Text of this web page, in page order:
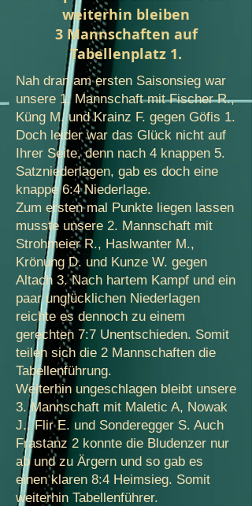
weiterhin bleiben
3 Mannschaften auf
Tabellenplatz 1.
Nah dran am ersten Saisonsieg war
unsere 1. Mannschaft mit Fischer R.,
Küng M. und Krainz F. gegen Göfis 1.
Doch leider war das Glück nicht auf
Ihrer Seite, denn nach 4 knappen 5.
Satzniederlagen, gab es doch eine
knappe 6:4 Niederlage.
Zum ersten mal Punkte liegen lassen
musste unsere 2. Mannschaft mit
Strohmeier R., Haslwanter M.,
Krönung D. und Kunze W. gegen
Altach 3. Nach hartem Kampf und ein
paar unglücklichen Niederlagen
reichte es dennoch zu einem
gerechten 7:7 Unentschieden. Somit
teilen sich die 2 Mannschaften die
Tabellenführung.
Weiterhin ungeschlagen bleibt unsere
3. Mannschaft mit Maletic A, Nowak
J., Flir E. und Sonderegger S. Auch
Frastanz 2 konnte die Bludenzer nur
ab und zu Ärgern und so gab es
einen klaren 8:4 Heimsieg. Somit
weiterhin Tabellenführer.